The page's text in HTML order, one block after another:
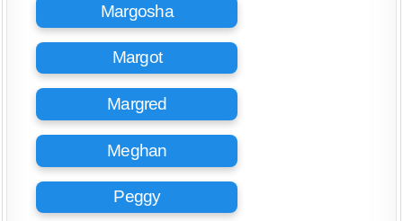
Margosha
Margot
Margred
Meghan
Peggy